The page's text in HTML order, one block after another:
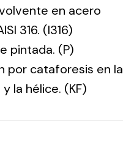
en acero
316. (I316)
pintada. (P)
por cataforesis en la
la hélice. (KF)